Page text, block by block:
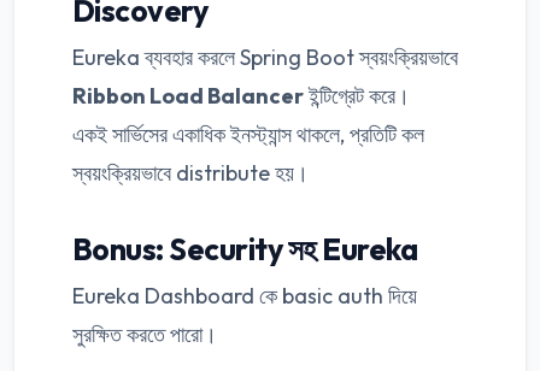
Discovery
Eureka ব্যবহার করলে Spring Boot স্বয়ংক্রিয়ভাবে
Ribbon Load Balancerইন্টিগ্রেট করে।
একই সার্ভিসের একাধিক ইনস্ট্যান্স থাকলে, প্রতিটি কল
স্বয়ংক্রিয়ভাবে distribute হয়।
Bonus: Security সহ Eureka
Eureka Dashboard কে basic auth দিয়ে
সুরক্ষিত করতে পারো।